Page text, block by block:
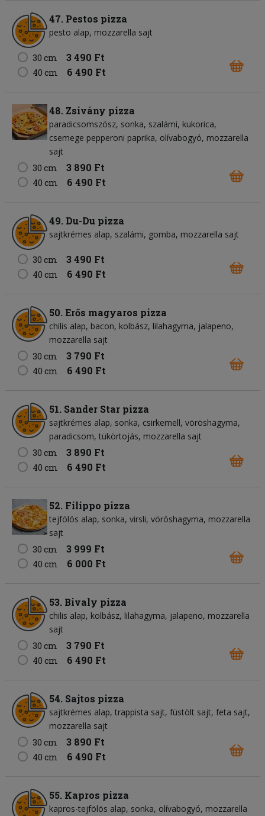
47. Pestos pizza
pesto alap mozzarella sajt
30 cm 3 490 Ft
40 cm 6 490 Ft
48. Zsivány pizza
paradicsomszósz sonka szalámi kukorica
csemege pepperoni paprika olívabogyó mozzarella
sajt
30 cm
3 890 Ft
40 cm 6 490 Ft
49. Du-Du pizza
sajtkrémes alap szalámi gomba mozzarella sajt
30 cm 3 490 Ft
40 cm 6 490 Ft
50. Erős magyaros pizza
chilis alap bacon kolbász lilahagyma jalapeno
mozzarella sajt
30 cm
3 790 Ft
40 cm 6 490 Ft
51. Sander Star pizza
sajtkrémes alap sonka csirkemell vöröshagyma
paradicsom tükörtojás mozzarella sajt
30 cm
3 890 Ft
40 cm 6 490 Ft
52. Filippo pizza
tejfölös alap sonka virsli vöröshagyma mozzarella
sajt
30 cm
3 999 Ft
40 cm 6 000 Ft
53. Bivaly pizza
chilis alap kolbász lilahagyma jalapeno mozzarella
sajt
30 cm
3 790 Ft
40 cm 6 490 Ft
54. Sajtos pizza
sajtkrémes alap trappista sajt füstölt sajt feta sajt
mozzarella sajt
30 cm
3 890 Ft
40 cm 6 490 Ft
55. Kapros pizza
kapros-tejfölös alap sonka olívabogyó mozzarella